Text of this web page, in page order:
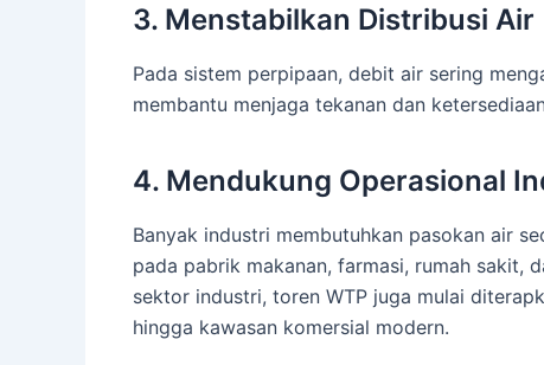
3. Menstabilkan Distribusi Air
Pada sistem perpipaan, debit air sering
membantu menjaga tekanan dan
4. Mendukung Operasional
Banyak industri membutuhkan pasokan air
pada pabrik makanan, farmasi, rumah sakit,
sektor industri, toren WTP juga mulai
hingga kawasan komersial modern.